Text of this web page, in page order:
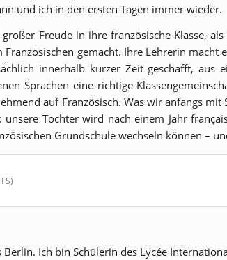
und ich in den ersten Tagen immer wieder.
Freude in ihre französische Klasse,
gemacht. Ihre Lehrerin
innerhalb kurzer Zeit geschafft, aus
Sprachen eine richtige
auf Französisch. Was wir anfangs mit
Tochter wird nach einem Jahr
Grundschule wechseln können –
Ich bin Schülerin des Lycée